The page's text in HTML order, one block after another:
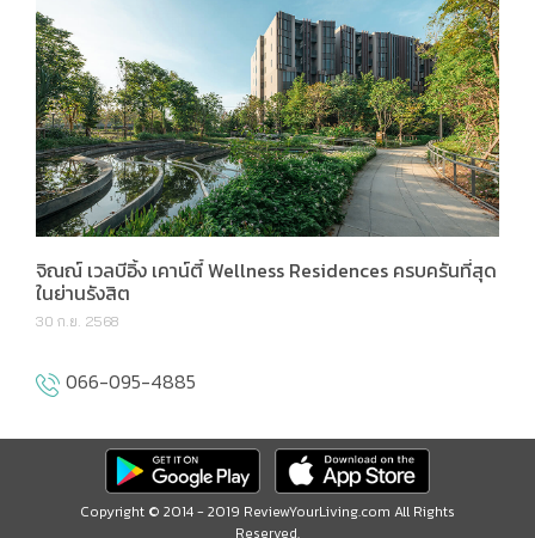
จิณณ์ เวลบีอิ้ง เคาน์ตี้ Wellness Residences ครบครันที่สุด
ในย่านรังสิต
30 ก.ย. 2568
066-095-4885
Copyright © 2014 - 2019 ReviewYourLiving.com All Rights